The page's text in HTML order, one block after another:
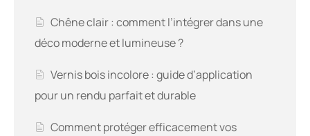
Chêne clair : comment l’intégrer dans une
déco moderne et lumineuse ?
Vernis bois incolore : guide d’application
pour un rendu parfait et durable
Comment protéger efficacement vos